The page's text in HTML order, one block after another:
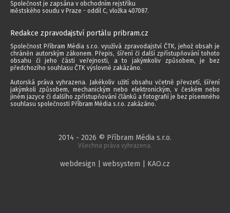
Společnost je zapsána v obchodním rejstříku
městského soudu v Praze - oddíl C, vložka 407087.
Redakce zpravodajství portálu pribram.cz
Společnost Příbram Média s.r.o. využívá zpravodajství ČTK, jehož obsah je
chráněn autorským zákonem. Přepis, šíření či další zpřístupňování tohoto
obsahu či jeho části veřejnosti, a to jakýmkoliv způsobem, je bez
předchozího souhlasu ČTK výslovně zakázáno.
Autorská práva vyhrazena. Jakékoliv užití obsahu včetně převzetí, šíření
jakýmkoli způsobem, mechanickým nebo elektronickým, v českém nebo
jiném jazyce či dalšího zpřístupňování článků a fotografií je bez písemného
souhlasu společnosti Příbram Média s.r.o. zakázáno.
2014 - 2026 © Příbram Média s.r.o.
Všechna práva vyhrazena.
webdesign | websystem | KAO.cz